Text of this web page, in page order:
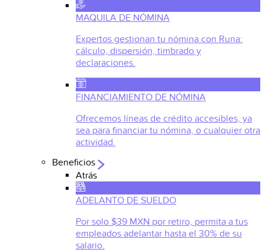
MAQUILA DE NÓMINA
Expertos gestionan tu nómina con Runa:
cálculo, dispersión, timbrado y
declaraciones.
FINANCIAMIENTO DE NÓMINA
Ofrecemos líneas de crédito accesibles, ya
sea para financiar tu nómina, o cualquier otra
actividad.
Beneficios
Atrás
ADELANTO DE SUELDO
Por solo $39 MXN por retiro, permita a tus
empleados adelantar hasta el 30% de su
salario.